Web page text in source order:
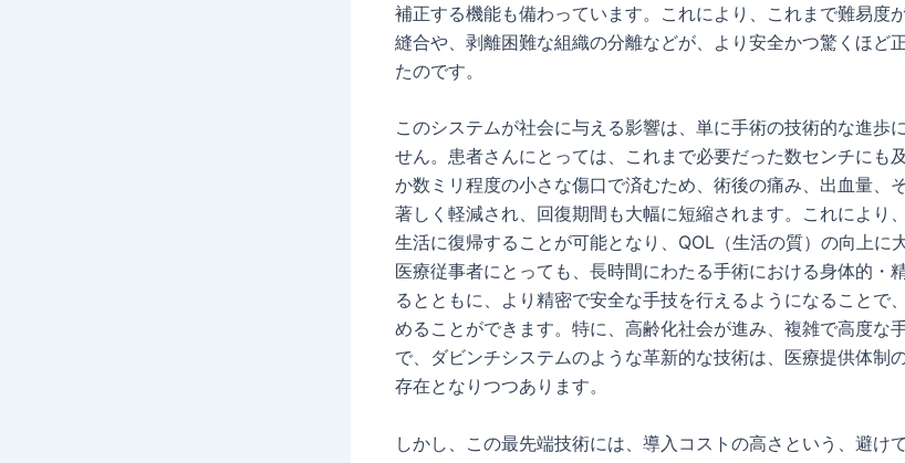
補正する機能も備わっています。これにより、これまで難易度
縫合や、剥離困難な組織の分離などが、より安全かつ驚くほど
たのです。
このシステムが社会に与える影響は、単に手術の技術的な進歩
せん。患者さんにとっては、これまで必要だった数センチにも
か数ミリ程度の小さな傷口で済むため、術後の痛み、出血量、
著しく軽減され、回復期間も大幅に短縮されます。これにより
生活に復帰することが可能となり、QOL（生活の質）の向上に
医療従事者にとっても、長時間にわたる手術における身体的・
るとともに、より精密で安全な手技を行えるようになることで
めることができます。特に、高齢化社会が進み、複雑で高度な
で、ダビンチシステムのような革新的な技術は、医療提供体制
存在となりつつあります。
しかし、この最先端技術には、導入コストの高さという、避け